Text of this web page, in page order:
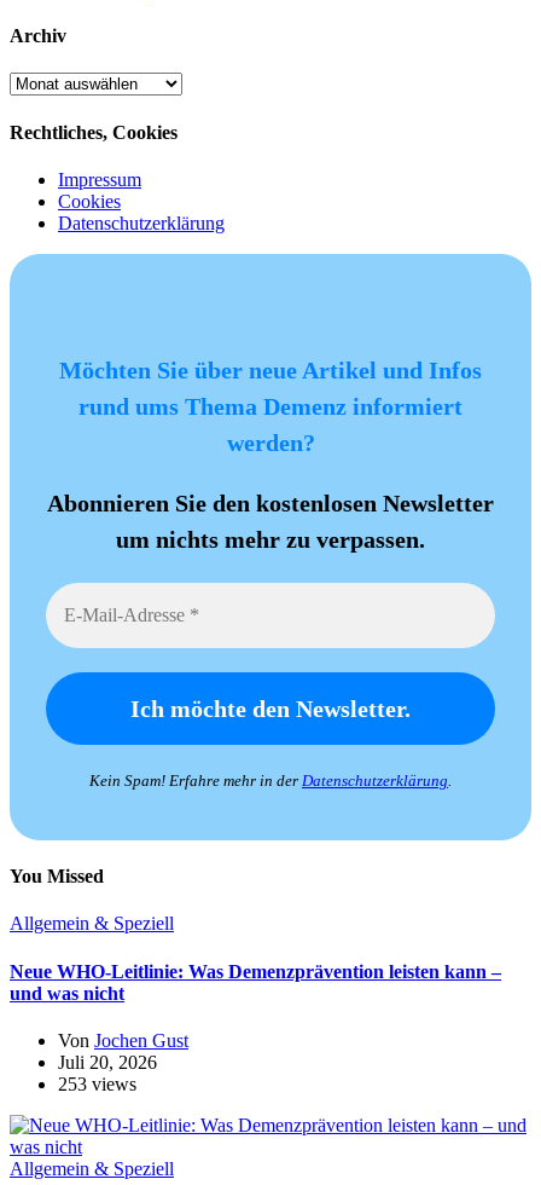
Archiv
Archiv
Rechtliches, Cookies
Impressum
Cookies
Datenschutzerklärung
Möchten Sie über neue Artikel und Infos
rund ums Thema Demenz informiert
werden?
Abonnieren Sie den kostenlosen Newsletter
um nichts mehr zu verpassen.
Kein Spam! Erfahre mehr in der Datenschutzerklärung
You Missed
Allgemein & Speziell
Neue WHO-Leitlinie: Was Demenzprävention leisten kann –
und was nicht
Von Jochen Gust
Juli 20, 2026
253 views
Allgemein & Speziell